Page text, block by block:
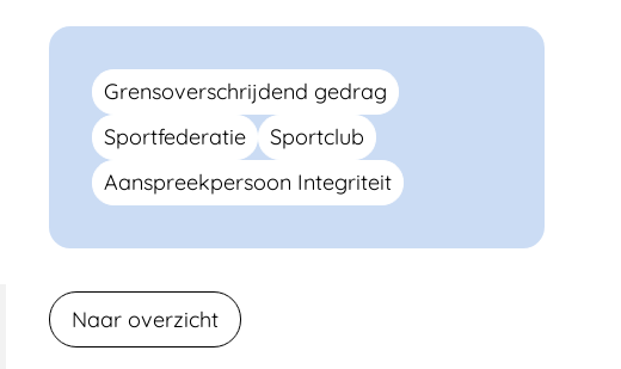
Grensoverschrijdend gedrag
Sportfederatie
Sportclub
Aanspreekpersoon Integriteit
Naar overzicht